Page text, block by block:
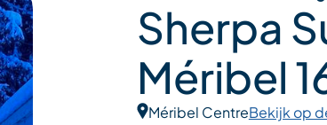
Sherpa
Méribel
Méribel CentreBekijk op